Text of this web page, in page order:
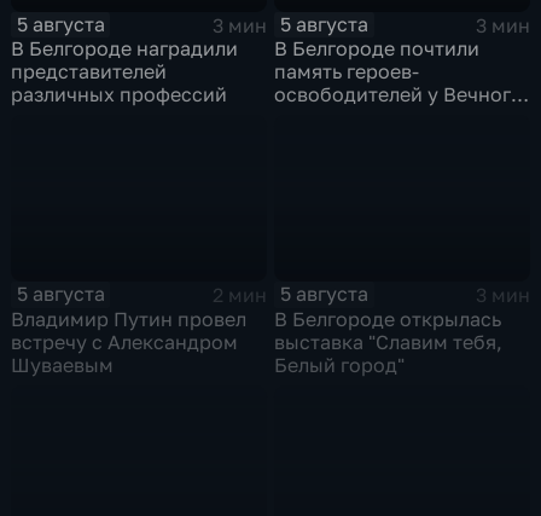
5 августа
3 мин
В Белгороде наградили
представителей
различных профессий
5 августа
3 мин
В Белгороде почтили
память героев-
освободителей у Вечного
5 августа
2 мин
Владимир Путин провел
встречу с Александром
Шуваевым
5 августа
3 мин
В Белгороде открылась
выставка "Славим тебя,
Белый город"